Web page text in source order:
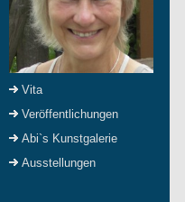
Vita
Veröffentlichungen
Abi`s Kunstgalerie
Ausstellungen